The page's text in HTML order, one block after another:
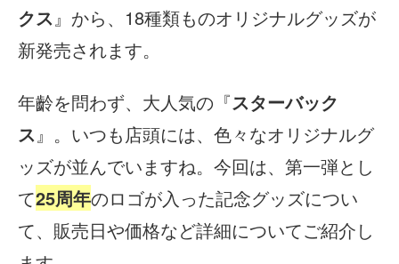
クス』から、18種類ものオリジナルグッズが
新発売されます。
年齡を問わず、大人気の『スターバック
ス 』。いつも店頭には、色々なオリジナルグ
ッズが並んでいますね。今回は、第一弾とし
て25周年のロゴが入った記念グッズについ
て、販売日や価格など詳細についてご紹介し